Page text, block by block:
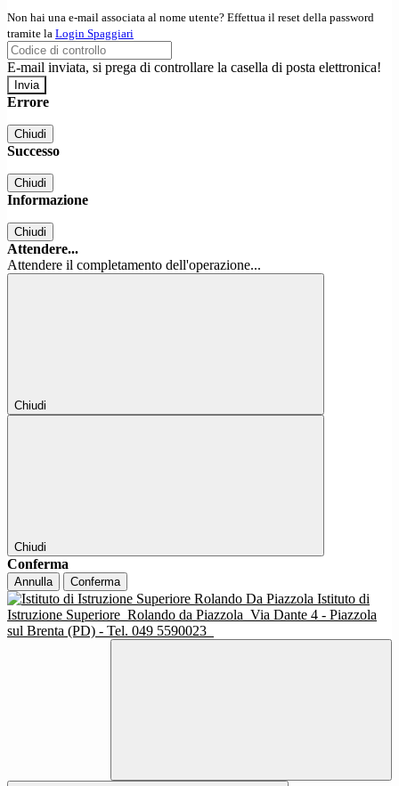
Non hai una e-mail associata al nome utente? Effettua il reset della password
tramite la Login Spaggiari
E-mail inviata, si prega di controllare la casella di posta elettronica!
Errore
Chiudi
Successo
Chiudi
Informazione
Chiudi
Attendere...
Attendere il completamento dell'operazione...
Chiudi
Chiudi
Conferma
Annulla Conferma
Istituto di
Istruzione Superiore Rolando da Piazzola Via Dante 4 - Piazzola
sul Brenta (PD) - Tel. 049 5590023